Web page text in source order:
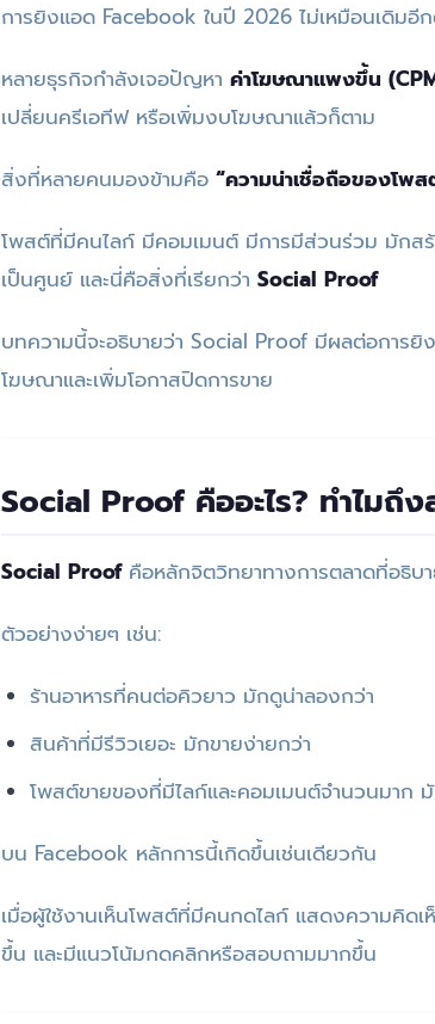
การยิงแอด Facebook ในปี 2026 ไม่เหมือนเดิมอี
หลายธุรกิจกำลังเจอปัญหา ค่าโฆษณาแพงขึ้น
เปลี่ยนครีเอทีฟ หรือเพิ่มงบโฆษณาแล้วก็ตาม
สิ่งที่หลายคนมองข้ามคือ “ความน่าเชื่อถือของโพ
โพสต์ที่มีคนไลก์ มีคอมเมนต์ มีการมีส่วนร่วม มักส
เป็นศูนย์ และนี่คือสิ่งที่เรียกว่า Social Proof
บทความนี้จะอธิบายว่า Social Proof มีผลต่อการ
โฆษณาและเพิ่มโอกาสปิดการขาย
Social Proof คืออะไร? ทำไม
Social Proofคือหลักจิตวิทยาทางการตลาดที่อธิบ
ตัวอย่างง่ายๆ เช่น:
ร้านอาหารที่คนต่อคิวยาว มักดูน่าลองกว่า
สินค้าที่มีรีวิวเยอะ มักขายง่ายกว่า
โพสต์ขายของที่มีไลก์และคอมเมนต์จำนวนมาก มั
บน Facebook หลักการนี้เกิดขึ้นเช่นเดียวกัน
เมื่อผู้ใช้งานเห็นโพสต์ที่มีคนกดไลก์ แสดงความคิด
ขึ้น และมีแนวโน้มกดคลิกหรือสอบถามมากขึ้น